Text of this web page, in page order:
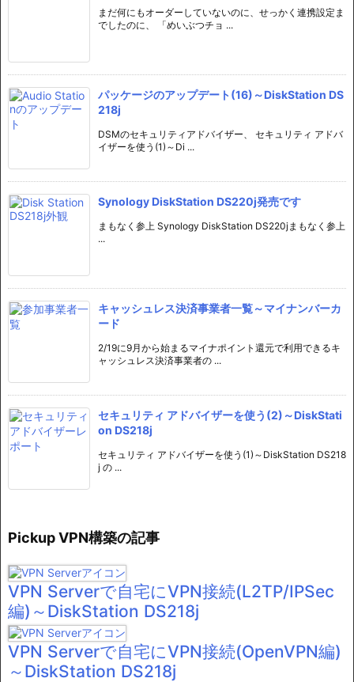
まだ何にもオーダーしていないのに、せっかく連携設定ま
でしたのに、 「めいぶつチョ ...
パッケージのアップデート(16)～DiskStation DS
218j
DSMのセキュリティアドバイザー、 セキュリティ アドバ
イザーを使う(1)～Di ...
Synology DiskStation DS220j発売です
まもなく参上 Synology DiskStation DS220jまもなく参上
...
キャッシュレス決済事業者一覧～マイナンバーカ
ード
2/19に9月から始まるマイナポイント還元で利用できるキ
ャッシュレス決済事業者の ...
セキュリティ アドバイザーを使う(2)～DiskStati
on DS218j
セキュリティ アドバイザーを使う(1)～DiskStation DS218
j の ...
Pickup VPN構築の記事
VPN Serverで自宅にVPN接続(L2TP/IPSec
編)～DiskStation DS218j
VPN Serverで自宅にVPN接続(OpenVPN編)
～DiskStation DS218j